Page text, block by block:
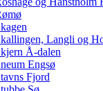
Langli og
Å-dalen
Engsø
Fjord